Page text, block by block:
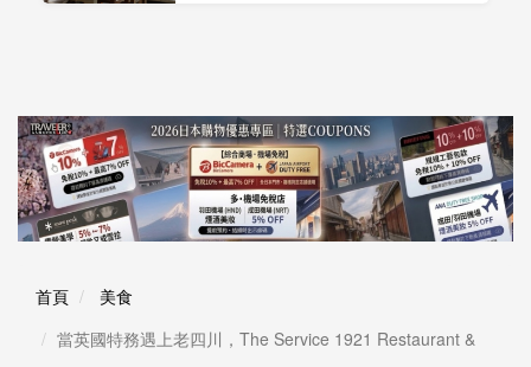
首頁
美食
當英國特務遇上老四川，The Service 1921 Restaurant &